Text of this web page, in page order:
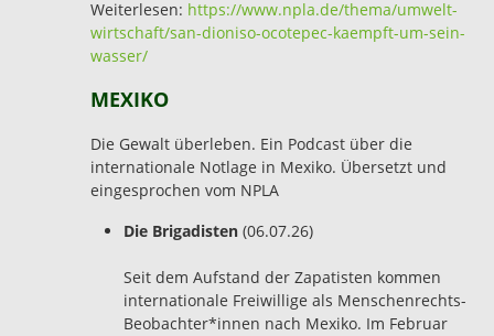
Weiterlesen: https://www.npla.de/thema/umwelt-
wirtschaft/san-dioniso-ocotepec-kaempft-um-sein-
wasser/
MEXIKO
Die Gewalt überleben. Ein Podcast über die
internationale Notlage in Mexiko. Übersetzt und
eingesprochen vom NPLA
Die Brigadisten (06.07.26)
Seit dem Aufstand der Zapatisten kommen
internationale Freiwillige als Menschenrechts-
Beobachter*innen nach Mexiko. Im Februar